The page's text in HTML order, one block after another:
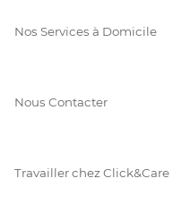
Nos Services à Domicile
Nous Contacter
Travailler chez Click&Care